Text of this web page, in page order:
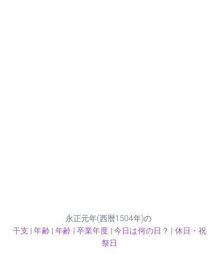
永正元年(西暦1504年)の
干支 |年齢 |年齢 |卒業年度 |今日は何の日？ | 休日・祝
祭日